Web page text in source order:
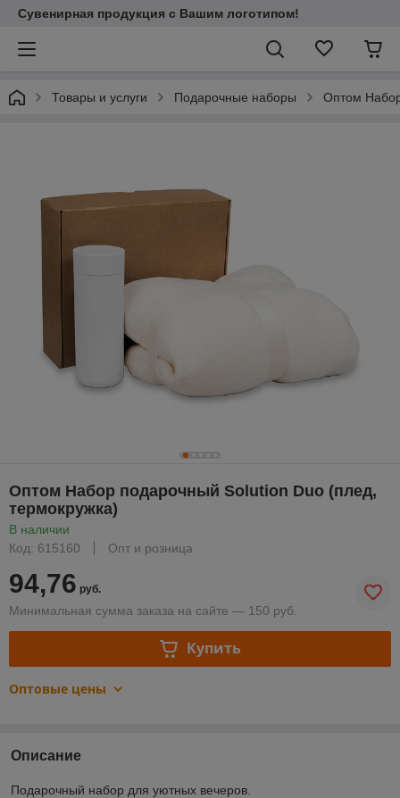
Сувенирная продукция с Вашим логотипом!
Товары и услуги Подарочные наборы Оптом
Оптом Набор подарочный Solution Duo (плед,
термокружка)
В наличии
Код: 615160
Опт и розница
94,76 руб.
Минимальная сумма заказа на сайте — 150 руб.
Купить
Оптовые цены
Описание
Подарочный набор для уютных вечеров.